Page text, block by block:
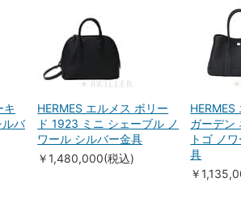
キ
バ
HERMES エルメス ボリー
ド 1923 ミニ シェーブル ノ
ワール シルバー金具
￥1,480,000(税込)
ガーデン
トゴ ノ
具
￥